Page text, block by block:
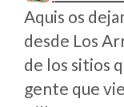
Aquis os
desde Los
de los sitios
gente que